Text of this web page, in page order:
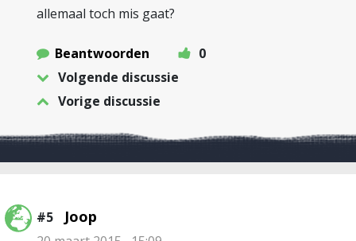
allemaal toch mis gaat?
Beantwoorden
0
Volgende discussie
Vorige discussie
#5 Joop